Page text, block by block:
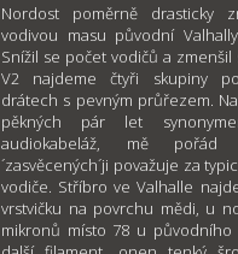
Nordost poměrně drasticky
vodivou masu původní
Snížil se počet vodičů a
V2 najdeme čtyři skupiny
drátech s pevným průřezem.
pěkných pár let
audiokabeláž, mě pořád
´zasvěcených´ji považuje za
vodiče. Stříbro ve Valhalle
vrstvičku na povrchu mědi, u
mikronů místo 78 u původního